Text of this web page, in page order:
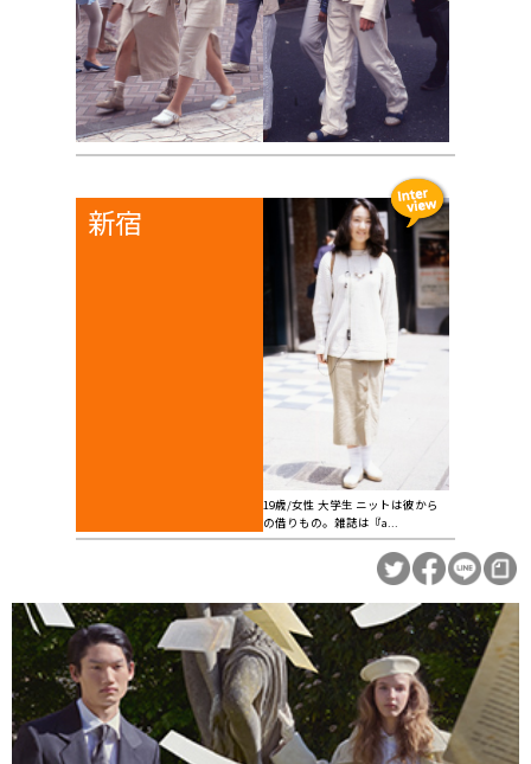
新宿
19歳/女性 大学生 ニットは彼から
の借りもの。雑誌は『a...